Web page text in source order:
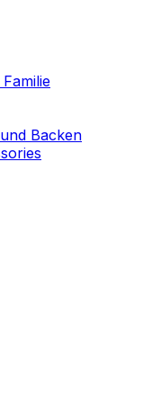
Backen